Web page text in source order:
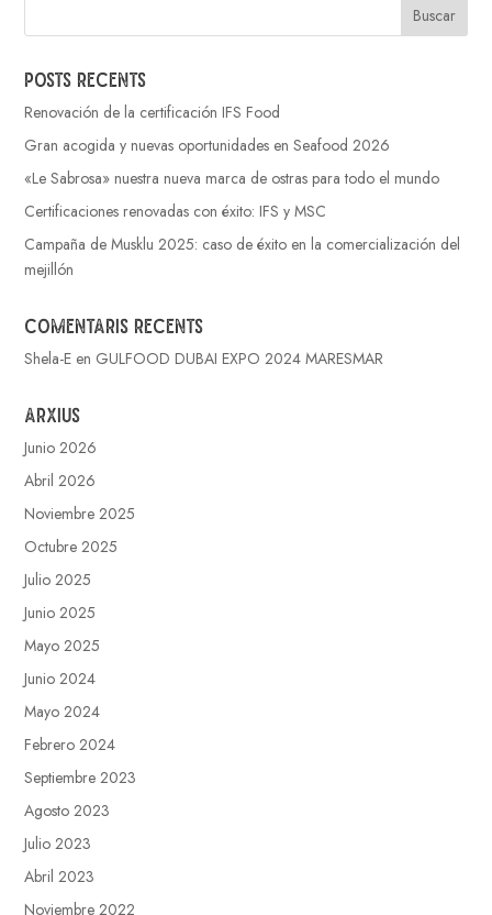
Posts recents
Renovación de la certificación IFS Food
Gran acogida y nuevas oportunidades en Seafood 2026
«Le Sabrosa» nuestra nueva marca de ostras para todo el mundo
Certificaciones renovadas con éxito: IFS y MSC
Campaña de Musklu 2025: caso de éxito en la comercialización del
mejillón
Comentaris recents
Shela-E en GULFOOD DUBAI EXPO 2024 MARESMAR
Arxius
Junio 2026
Abril 2026
Noviembre 2025
Octubre 2025
Julio 2025
Junio 2025
Mayo 2025
Junio 2024
Mayo 2024
Febrero 2024
Septiembre 2023
Agosto 2023
Julio 2023
Abril 2023
Noviembre 2022